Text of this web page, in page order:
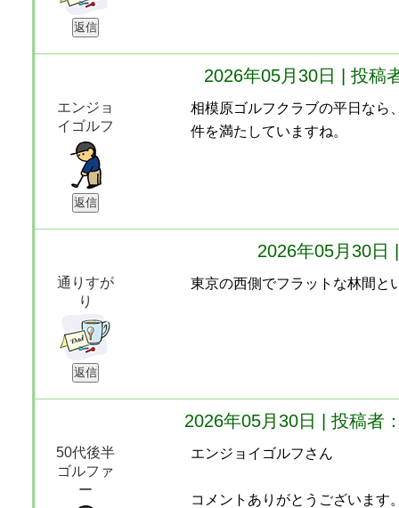
2026年05月30日 | 投稿
エンジョ
イゴルフ
相模原ゴルフクラブの平日なら
件を満たしていますね。
2026年05月30日
通りすが
り
東京の西側でフラットな林間と
2026年05月30日 | 投稿者
50代後半
ゴルファ
ー
エンジョイゴルフさん
コメントありがとうございます